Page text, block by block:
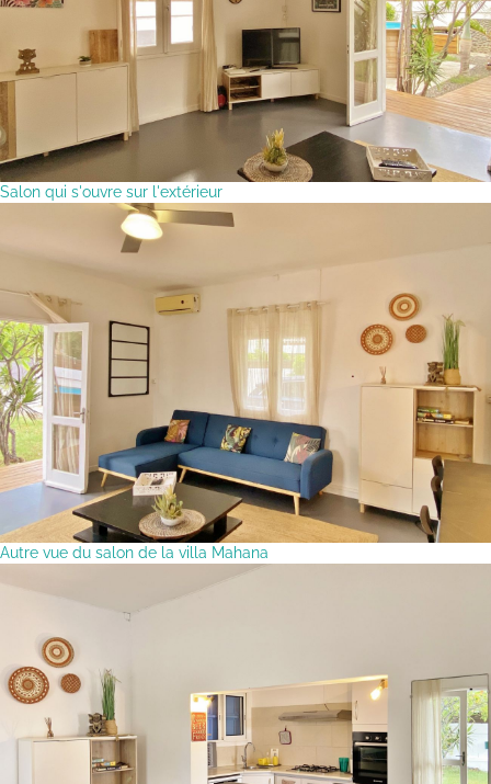
Salon qui s'ouvre sur l'extérieur
Autre vue du salon de la villa Mahana